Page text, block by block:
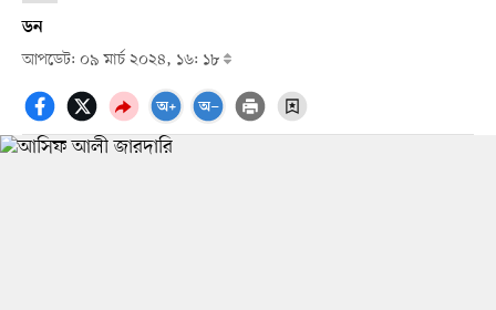
ডন
আপডেট: ০৯ মার্চ ২০২৪, ১৬: ১৮